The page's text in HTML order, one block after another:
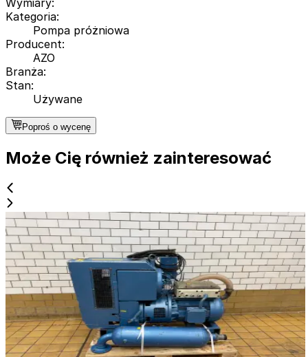
Wymiary:
Kategoria:
Pompa próżniowa
Producent:
AZO
Branża:
Stan:
Używane
Poproś o wycenę
Może Cię również zainteresować
Używane
HUCKEPACK 437 015 1733
ID NR3269
150 x 80 x 90 cm
Pompa próżniowa Huckepack typ 437 015 1733 z
układem chłodzenia wodnego. Przetestowana i
sprawdzona do 2 mbar.